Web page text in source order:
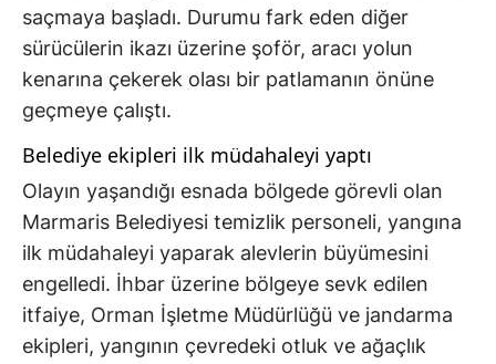
saçmaya başladı. Durumu fark eden diğer
sürücülerin ikazı üzerine şoför, aracı yolun
kenarına çekerek olası bir patlamanın önüne
geçmeye çalıştı.
Belediye ekipleri ilk müdahaleyi yaptı
Olayın yaşandığı esnada bölgede görevli olan
Marmaris Belediyesi temizlik personeli, yangına
ilk müdahaleyi yaparak alevlerin büyümesini
engelledi. İhbar üzerine bölgeye sevk edilen
itfaiye, Orman İşletme Müdürlüğü ve jandarma
ekipleri, yangının çevredeki otluk ve ağaçlık